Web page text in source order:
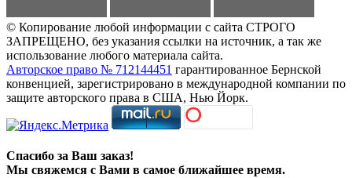
© Копирование любой информации с сайта СТРОГО
ЗАПРЕЩЕНО, без указания ссылки на источник, а так же
использование любого материала сайта.
Авторское право № 712144451 гарантированное Бернской
конвенцией, зарегистрировано в международной компании по
защите авторского права в США, Нью Йорк.
Спасибо за Ваш заказ!
Мы свяжемся с Вами в самое ближайшее время.